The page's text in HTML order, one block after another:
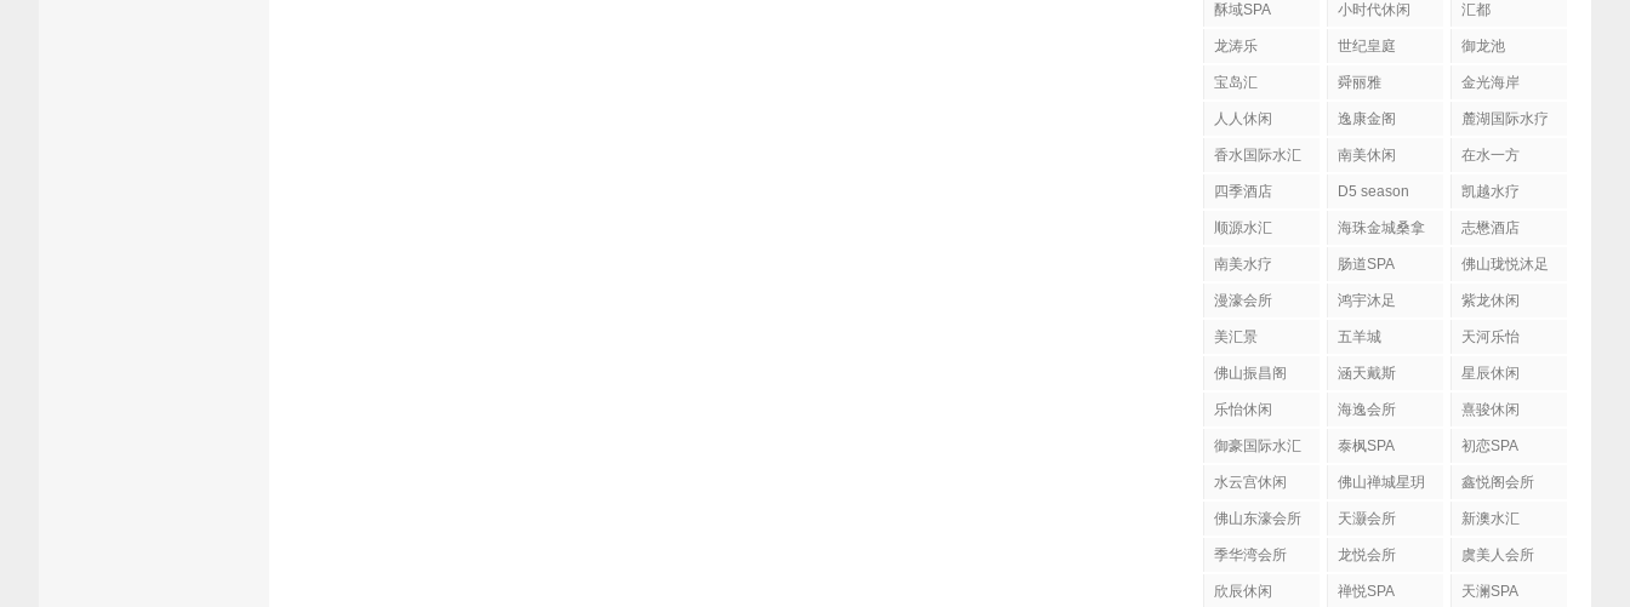
酥域SPA 小时代休闲 汇都
龙涛乐 世纪皇庭 御龙池
宝岛汇 舜丽雅 金光海岸
人人休闲 逸康金阁 麓湖国际水疗
香水国际水汇 南美休闲 在水一方
四季酒店 D5 season 凯越水疗
顺源水汇 海珠金城桑拿 志懋酒店
南美水疗 肠道SPA 佛山珑悦沐足
漫濠会所 鸿宇沐足 紫龙休闲
美汇景 五羊城 天河乐怡
佛山振昌阁 涵天戴斯 星辰休闲
乐怡休闲 海逸会所 熹骏休闲
御豪国际水汇 泰枫SPA 初恋SPA
水云宫休闲
佛山禅城星玥
鑫悦阁会所
佛山东濠会所 天灏会所 新澳水汇
季华湾会所 龙悦会所 虞美人会所
欣辰休闲 禅悦SPA 天澜SPA